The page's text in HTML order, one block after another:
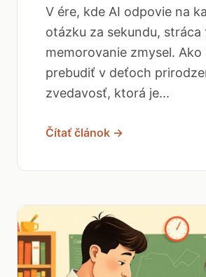
V ére, kde AI odpovie na
otázku za sekundu, stráca
memorovanie zmysel. Ako
prebudiť v deťoch
zvedavosť, ktorá je...
Čítať článok →